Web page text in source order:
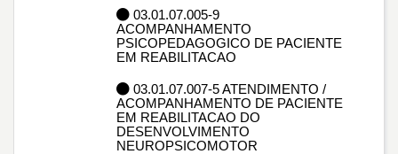
03.01.07.005-9
ACOMPANHAMENTO
PSICOPEDAGOGICO DE PACIENTE
EM REABILITACAO
03.01.07.007-5 ATENDIMENTO /
ACOMPANHAMENTO DE PACIENTE
EM REABILITACAO DO
DESENVOLVIMENTO
NEUROPSICOMOTOR